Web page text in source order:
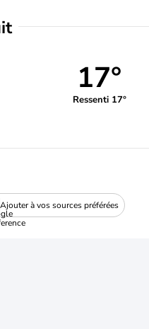
17°
Ressenti 17°
Ajouter à vos sources préférées